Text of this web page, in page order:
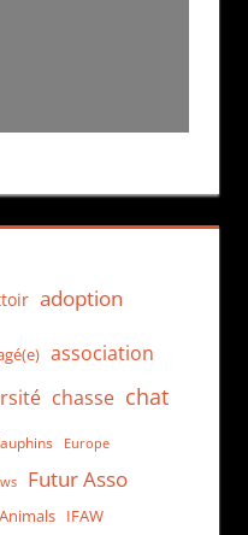
adoption
association
chasse chat
Europe
Futur Asso
IFAW